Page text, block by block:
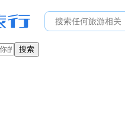
搜索